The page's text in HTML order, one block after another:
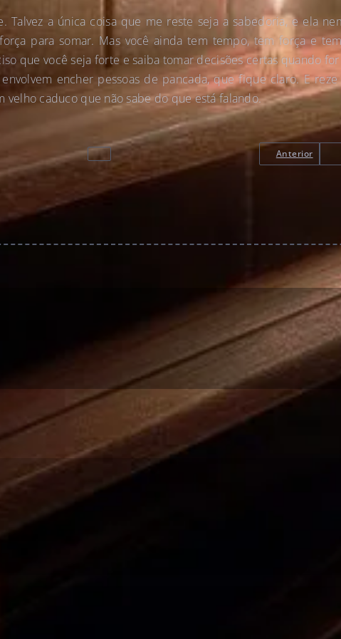
Talvez a única coisa que me reste seja a sabedoria, e ela
para somar. Mas você ainda tem tempo, tem força e
que você seja forte e saiba tomar decisões certas quando
encher pessoas de pancada, que fique claro. E reze
velho caduco que não sabe do que está falando.
Anterior